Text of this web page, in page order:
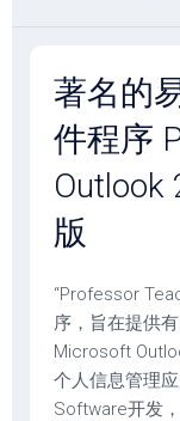
著名的
件程序
Outlook
版
“Professor
序，旨在提供
Microsoft
个人信息管理
Software开发